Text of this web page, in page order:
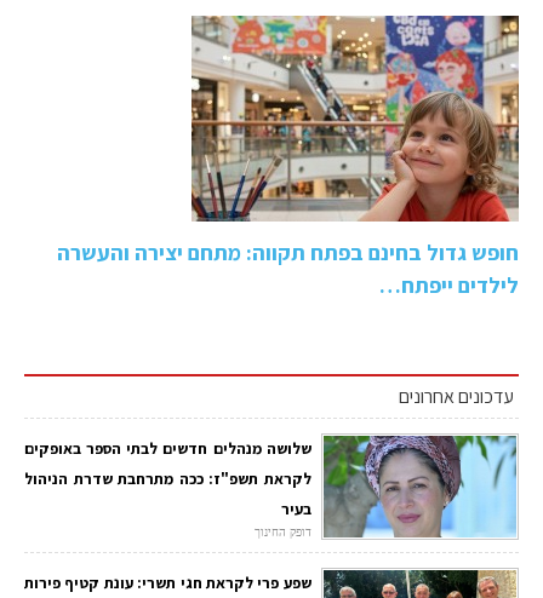
חופש גדול בחינם בפתח תקווה: מתחם יצירה והעשרה
לילדים ייפתח…
עדכונים אחרונים
שלושה מנהלים חדשים לבתי הספר באופקים
לקראת תשפ"ז: ככה מתרחבת שדרת הניהול
בעיר
דופק החינוך
שפע פרי לקראת חגי תשרי: עונת קטיף פירות